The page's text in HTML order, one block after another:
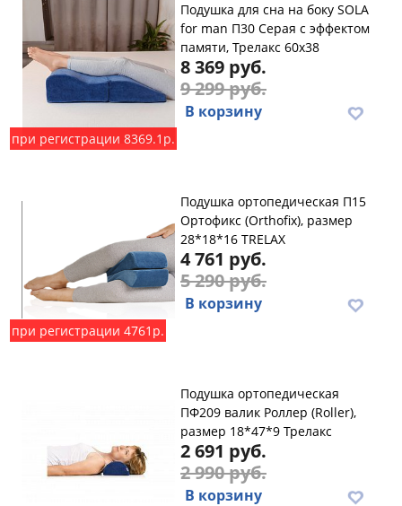
при регистрации 8369.1р.
Подушка для сна на боку SOLA
for man П30 Серая с эффектом
памяти, Трелакс 60х38
8 369 руб.
9 299 руб.
В корзину
при регистрации 4761р.
Подушка ортопедическая П15
Ортофикс (Orthofix), размер
28*18*16 TRELAX
4 761 руб.
5 290 руб.
В корзину
Подушка ортопедическая
ПФ209 валик Роллер (Roller),
размер 18*47*9 Трелакс
2 691 руб.
2 990 руб.
В корзину